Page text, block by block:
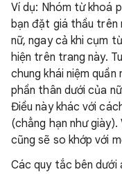
Ví dụ: Nhóm từ khoá
bạn đặt giá thầu trên
nữ, ngay cả khi cụm
hiện trên trang này.
chung khái niệm
phần thân dưới của
Điều này khác với
(chẳng hạn như
cũng sẽ so khớp với
Các quy tắc bên dưới